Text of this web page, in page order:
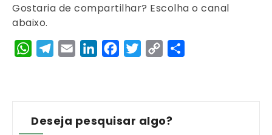
Gostaria de compartilhar? Escolha o canal
abaixo.
WhatsApp
Telegram
Email LinkedInFacebookTwitter
Copy
Deseja pesquisar algo?